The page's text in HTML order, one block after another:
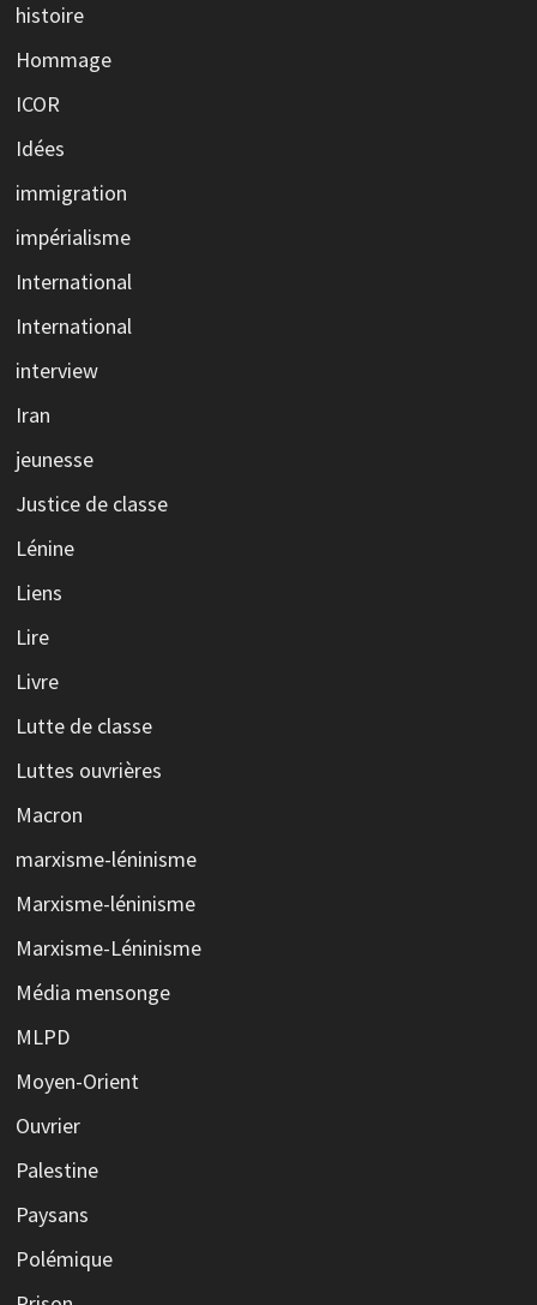
histoire
Hommage
ICOR
Idées
immigration
impérialisme
International
International
interview
Iran
jeunesse
Justice de classe
Lénine
Liens
Lire
Livre
Lutte de classe
Luttes ouvrières
Macron
marxisme-léninisme
Marxisme-léninisme
Marxisme-Léninisme
Média mensonge
MLPD
Moyen-Orient
Ouvrier
Palestine
Paysans
Polémique